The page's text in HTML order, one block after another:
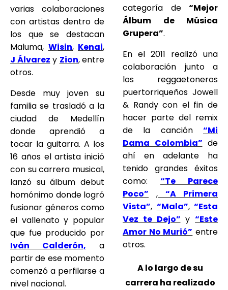
varias colaboraciones
con artistas dentro de
los que se destacan
Maluma, Wisin, Kenai,
J Álvarez y Zion, entre
otros.
Desde muy joven su
familia se trasladó a la
ciudad de Medellín
donde aprendió a
tocar la guitarra. A los
16 años el artista inició
con su carrera musical,
lanzó su álbum debut
homónimo donde logró
fusionar géneros como
el vallenato y popular
que fue producido por
Iván Calderón, a
partir de ese momento
comenzó a perfilarse a
nivel nacional.
categoría de “Mejor
Álbum de Música
Grupera”.
En el 2011 realizó una
colaboración junto a
los reggaetoneros
puertorriqueños Jowell
& Randy con el fin de
hacer parte del remix
de la canción “Mi
Dama Colombia” de
ahí en adelante ha
tenido grandes éxitos
como: “Te Parece
Poco” , “A Primera
Vista”, “Mala”, “Esta
Vez te Dejo” y “Este
Amor No Murió” entre
otros.
A lo largo de su
carrera ha realizado